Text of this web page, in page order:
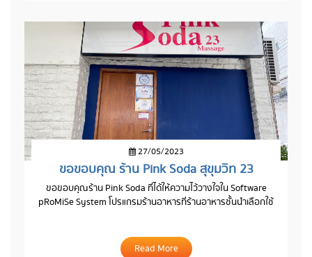
27/05/2023
ขอขอบคุณ ร้าน Pink Soda สุขุมวิท 23
ขอขอบคุณร้าน Pink Soda ที่ได้ให้ความไว้วางใจใน Software
pRoMiSe System โปรแกรมร้านอาหารที่ร้านอาหารชั้นนำเลือกใช้
Read More